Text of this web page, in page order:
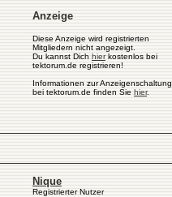
Anzeige
Diese Anzeige wird registrierten
Mitgliedern nicht angezeigt.
Du kannst Dich hierkostenlos bei
tektorum.de registrieren!
Informationen zur Anzeigenschaltung
bei tektorum.de finden Sie hier.
Nique
Registrierter Nutzer